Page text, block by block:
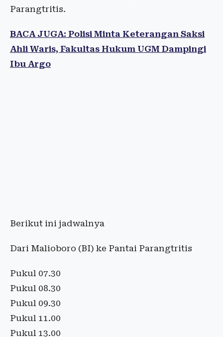
Parangtritis.
BACA JUGA: Polisi Minta Keterangan Saksi
Ahli Waris, Fakultas Hukum UGM Dampingi
Ibu Argo
Berikut ini jadwalnya
Dari Malioboro (BI) ke Pantai Parangtritis
Pukul 07.30
Pukul 08.30
Pukul 09.30
Pukul 11.00
Pukul 13.00